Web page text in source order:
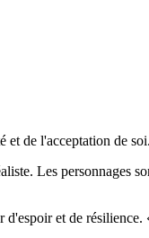
et de l'acceptation de soi.
Les personnages
et de